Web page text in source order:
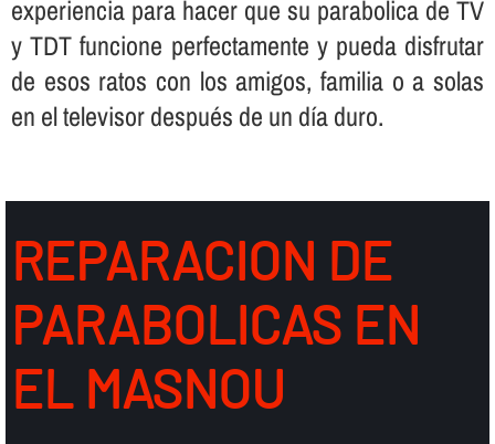
experiencia para hacer que su parabolica de TV
y TDT funcione perfectamente y pueda disfrutar
de esos ratos con los amigos, familia o a solas
en el televisor después de un dí­a duro.
REPARACION DE
PARABOLICAS EN
EL MASNOU